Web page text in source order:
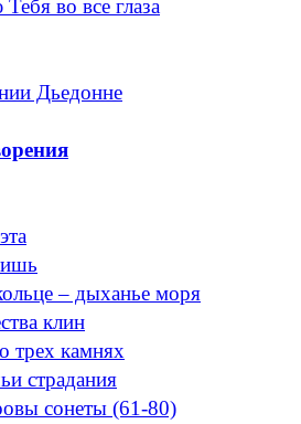
во все глаза
Дьедонне
– дыханье моря
клин
трех камнях
страдания
сонеты (61-80)